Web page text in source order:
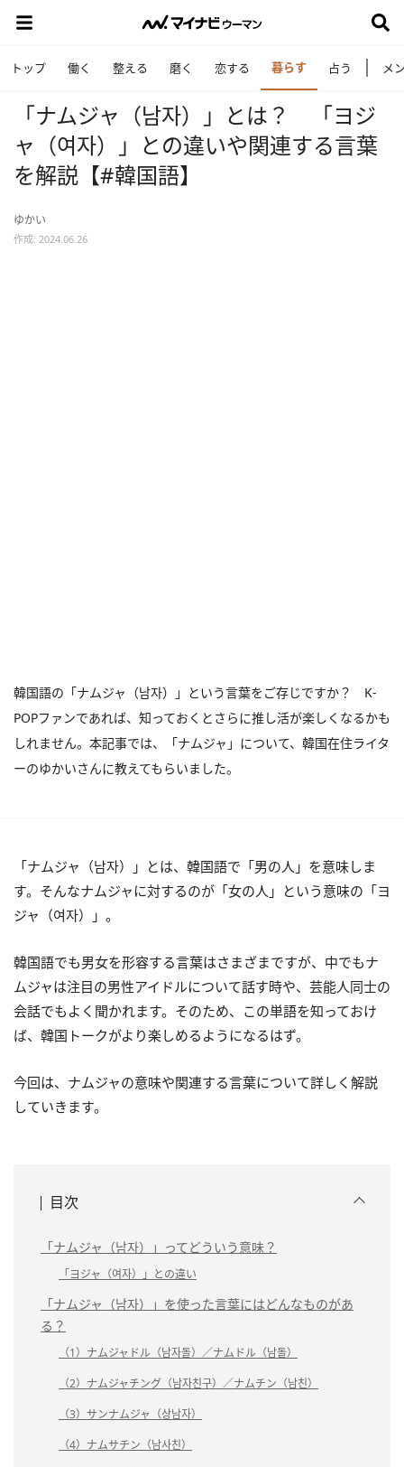
トップ 働く 整える 磨く 恋する 暮らす 占う メ
「ナムジャ（남자）」とは？ 「ヨジ
ャ（여자）」との違いや関連する言葉
を解説【#韓国語】
ゆかい
作成: 2024.06.26
韓国語の「ナムジャ（남자）」という言葉をご存じですか？ K-
POPファンであれば、知っておくとさらに推し活が楽しくなるかも
しれません。本記事では、「ナムジャ」について、韓国在住ライタ
ーのゆかいさんに教えてもらいました。
「ナムジャ（남자）」とは、韓国語で「男の人」を意味しま
す。そんなナムジャに対するのが「女の人」という意味の「ヨ
ジャ（여자）」。
韓国語でも男女を形容する言葉はさまざまですが、中でもナ
ムジャは注目の男性アイドルについて話す時や、芸能人同士の
会話でもよく聞かれます。そのため、この単語を知っておけ
ば、韓国トークがより楽しめるようになるはず。
今回は、ナムジャの意味や関連する言葉について詳しく解説
していきます。
目次
「ナムジャ（남자）」ってどういう意味？
「ヨジャ（여자）」との違い
「ナムジャ（남자）」を使った言葉にはどんなものがあ
る？
（1）ナムジャドル（남자돌）／ナムドル（남돌）
（2）ナムジャチング（남자친구）／ナムチン（남친）
（3）サンナムジャ（상남자）
（4）ナムサチン（남사친）